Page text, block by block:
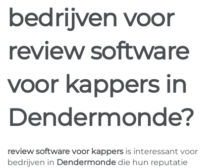
bedrijven voor
review software
voor kappers in
Dendermonde?
review software voor kappers is interessant voor
bedrijven in Dendermonde die hun reputatie